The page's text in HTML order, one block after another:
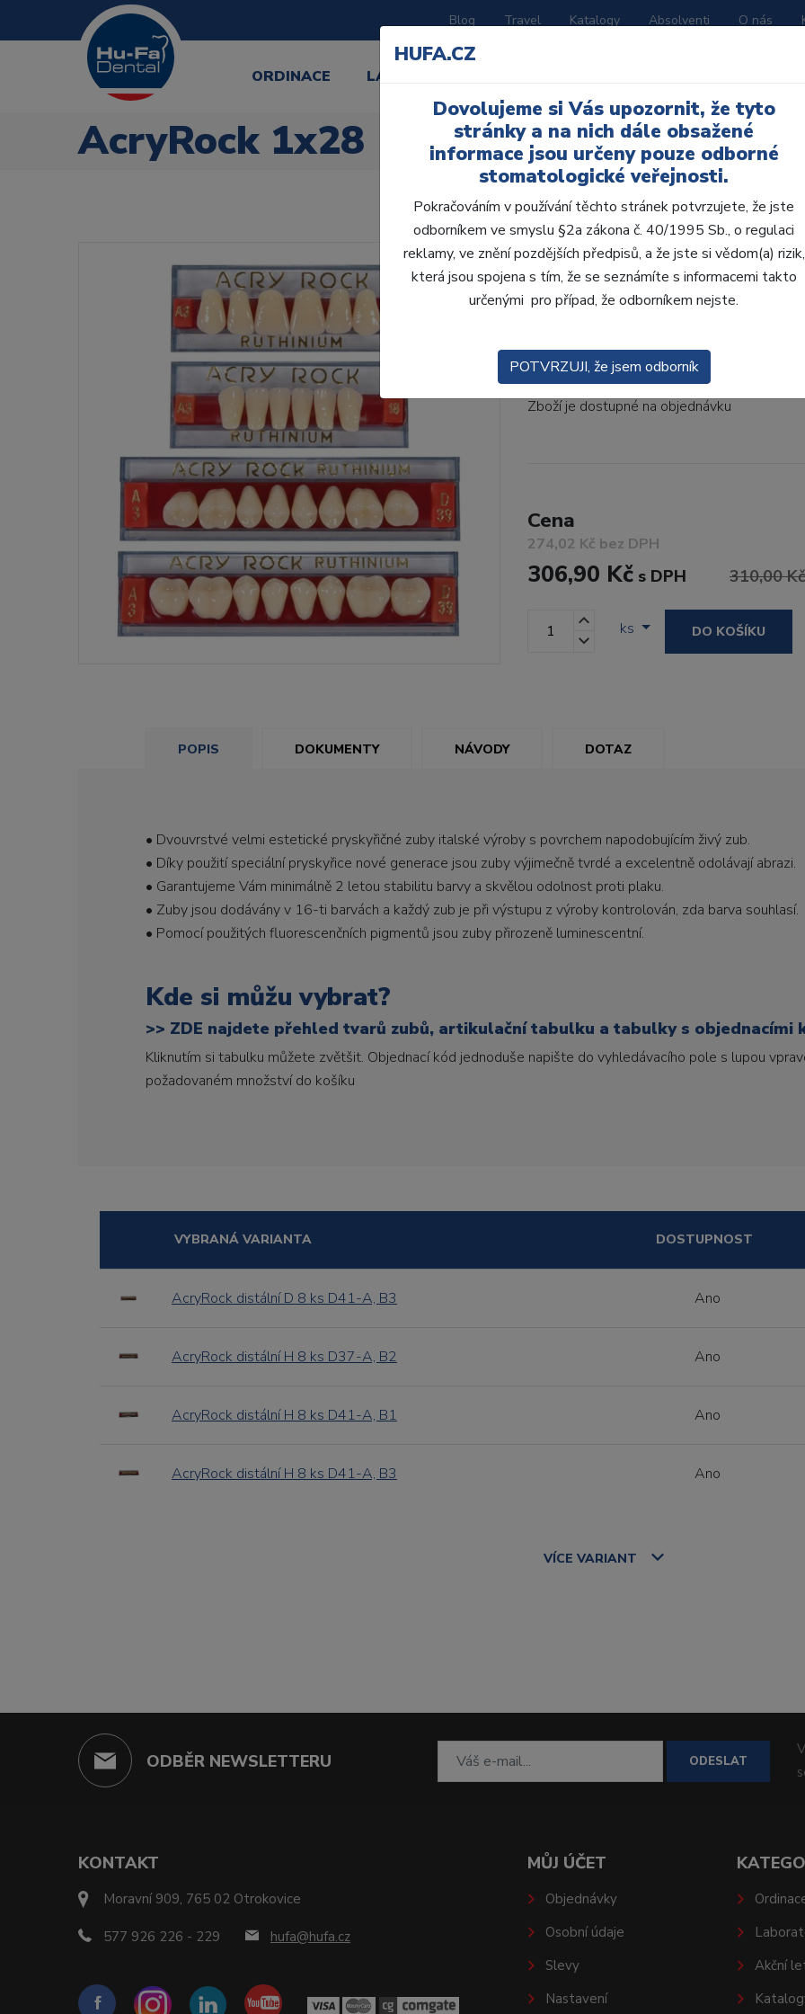
Blog Travel Katalogy Absolventi O nás
ORDINACE LABORATOŘ
AcryRock 1x28
AcryRock 1x28 S26-
• Dvouvrstvé velmi estetické pryskyřičné
zub.• Díky použití speciální pryskyřice
Kód produktu: 803157
Zboží je dostupné na objednávku
Cena
274,02 Kč bez DPH
306,90 Kč s DPH 310,00 Kč
ks DO KOŠÍKU
POPIS DOKUMENTY NÁVODY DOTAZ
• Dvouvrstvé velmi estetické pryskyřičné zuby italské výroby s povrchem napodobujícím živý zub.
• Díky použití speciální pryskyřice nové generace jsou zuby výjimečně tvrdé a excelentně odolávají abrazi.
• Garantujeme Vám minimálně 2 letou stabilitu barvy a skvělou odolnost proti plaku.
• Zuby jsou dodávány v 16-ti barvách a každý zub je při výstupu z výroby kontrolován, zda barva souhlasí.
• Pomocí použitých fluorescenčních pigmentů jsou zuby přirozeně luminescentní.
Kde si můžu vybrat?
>> ZDE najdete přehled tvarů zubů, artikulační tabulku a tabulky s objednacími
Kliknutím si tabulku můžete zvětšit. Objednací kód jednoduše napište do vyhledávacího pole s lupou
požadovaném množství do košíku
VYBRANÁ VARIANTA DOSTUPNOST
AcryRock distální D 8 ks D41-A, B3 Ano
AcryRock distální H 8 ks D37-A, B2 Ano
AcryRock distální H 8 ks D41-A, B1 Ano
AcryRock distální H 8 ks D41-A, B3 Ano
VÍCE VARIANT
ODBĚR NEWSLETTERU ODESLAT
KONTAKT
Moravní 909, 765 02 Otrokovice
577 926 226 - 229 hufa@hufa.cz
MŮJ ÚČET
Objednávky
Osobní údaje
Slevy
Nastavení
Akční
HUFA.CZ
Dovolujeme si Vás upozornit, že tyto
stránky a na nich dále obsažené
informace jsou určeny pouze odborné
stomatologické veřejnosti.
Pokračováním v používání těchto stránek potvrzujete, že jste
odborníkem ve smyslu §2a zákona č. 40/1995 Sb., o regulaci
reklamy, ve znění pozdějších předpisů, a že jste si vědom(a) rizik,
která jsou spojena s tím, že se seznámíte s informacemi takto
určenými pro případ, že odborníkem nejste.
POTVRZUJI, že jsem odborník